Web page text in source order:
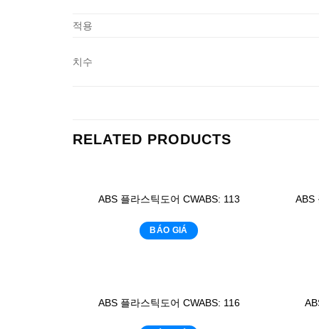
적용
치수
RELATED PRODUCTS
ABS 플라스틱도어 CWABS: 113
BÁO GIÁ
ABS
ABS 플라스틱도어 CWABS: 116